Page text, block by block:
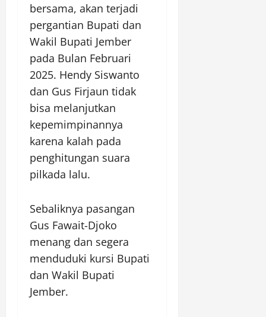
bersama, akan terjadi
pergantian Bupati dan
Wakil Bupati Jember
pada Bulan Februari
2025. Hendy Siswanto
dan Gus Firjaun tidak
bisa melanjutkan
kepemimpinannya
karena kalah pada
penghitungan suara
pilkada lalu.
Sebaliknya pasangan
Gus Fawait-Djoko
menang dan segera
menduduki kursi Bupati
dan Wakil Bupati
Jember.